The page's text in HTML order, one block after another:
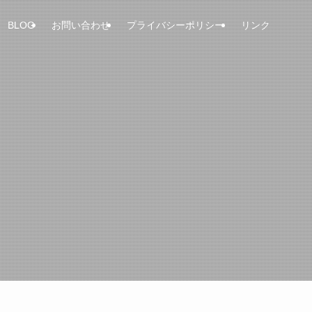
BLOG お問い合わせ プライバシーポリシー リンク